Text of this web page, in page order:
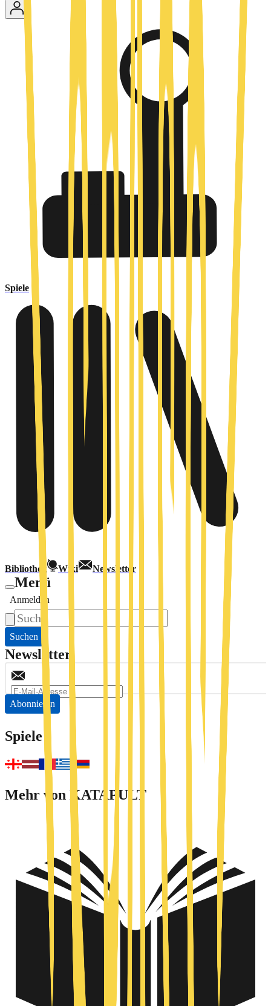
Spiele
Bibliothek Wiki Newsletter
Menü
Anmelden
Suchen
Newsletter
Abonnieren
Spiele
Mehr von KATAPULT